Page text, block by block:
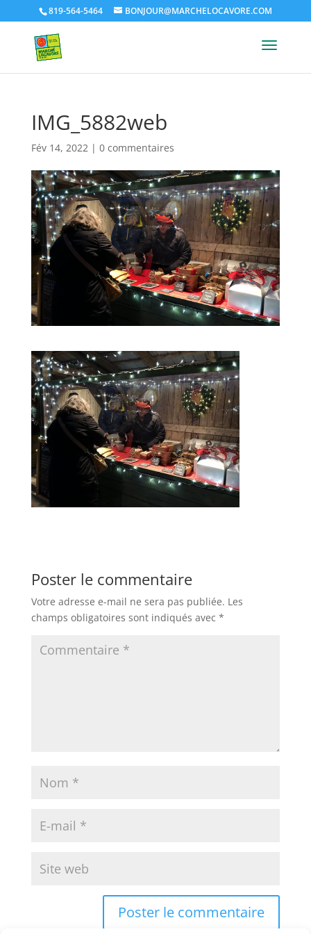
819-564-5464 BONJOUR@MARCHELOCAVORE.COM
IMG_5882web
Fév 14, 2022| 0 commentaires
Poster le commentaire
Votre adresse e-mail ne sera pas publiée. Les
champs obligatoires sont indiqués avec *